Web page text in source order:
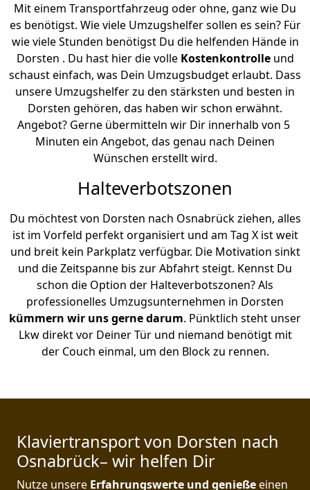
Mit einem Transportfahrzeug oder ohne, ganz wie Du
es benötigst. Wie viele Umzugshelfer sollen es sein? Für
wie viele Stunden benötigst Du die helfenden Hände in
Dorsten . Du hast hier die volle Kostenkontrolleund
schaust einfach, was Dein Umzugsbudget erlaubt. Dass
unsere Umzugshelfer zu den stärksten und besten in
Dorsten gehören, das haben wir schon erwähnt.
Angebot? Gerne übermitteln wir Dir innerhalb von 5
Minuten ein Angebot, das genau nach Deinen
Wünschen erstellt wird.
Halteverbotszonen
Du möchtest von Dorsten nach Osnabrück ziehen, alles
ist im Vorfeld perfekt organisiert und am Tag X ist weit
und breit kein Parkplatz verfügbar. Die Motivation sinkt
und die Zeitspanne bis zur Abfahrt steigt. Kennst Du
schon die Option der Halteverbotszonen? Als
professionelles Umzugsunternehmen in Dorsten
kümmern wir uns gerne darum. Pünktlich steht unser
Lkw direkt vor Deiner Tür und niemand benötigt mit
der Couch einmal, um den Block zu rennen.
Klaviertransport von Dorsten nach
Osnabrück– wir helfen Dir
Nutze unsere Erfahrungswerte und genießeeinen